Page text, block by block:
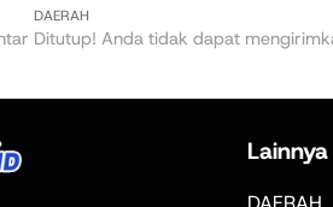
DAERAH
Ditutup! Anda tidak dapat
Lainnya